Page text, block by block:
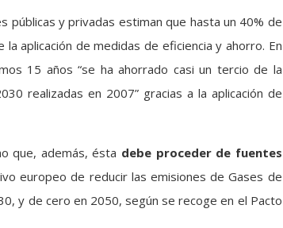
públicas y privadas estiman que hasta un 40% de
aplicación de medidas de eficiencia y ahorro. En
15 años “se ha ahorrado casi un tercio de la
realizadas en 2007” gracias a la aplicación de
que, además, ésta debe proceder de fuentes
europeo de reducir las emisiones de Gases de
y de cero en 2050, según se recoge en el Pacto